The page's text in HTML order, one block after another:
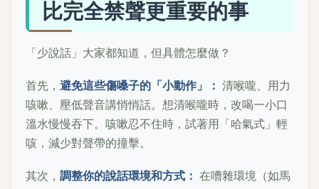
比完全禁聲更重要的事
「少說話」大家都知道，但具體怎麼做？
首先， 避免這些傷嗓子的「小動作」： 清喉嚨、用力
咳嗽、壓低聲音講悄悄話。想清喉嚨時，改喝一小口
溫水慢慢吞下。咳嗽忍不住時，試著用「哈氣式」輕
咳，減少對聲帶的撞擊。
其次， 調整你的說話環境和方式： 在嘈雜環境（如馬